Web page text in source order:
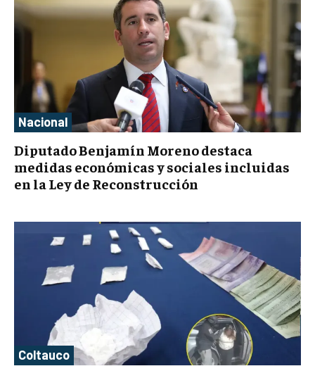
Nacional
Diputado Benjamín Moreno destaca
medidas económicas y sociales incluidas
en la Ley de Reconstrucción
Coltauco